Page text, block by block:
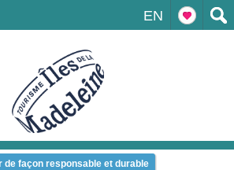
EN
de façon responsable et durable